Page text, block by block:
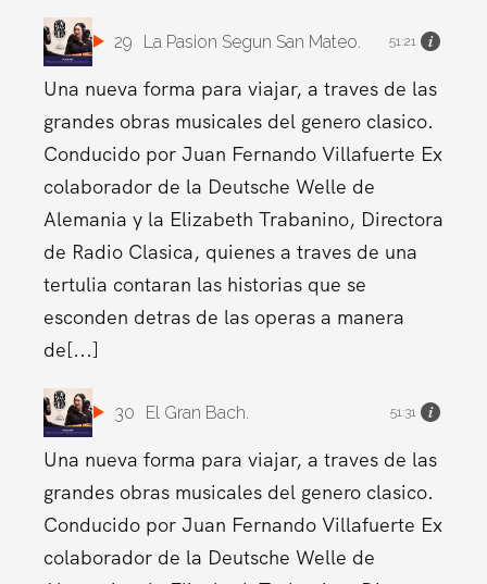
29 La Pasion Segun San Mateo. 51:21
Una nueva forma para viajar, a traves de las
grandes obras musicales del genero clasico.
Conducido por Juan Fernando Villafuerte Ex
colaborador de la Deutsche Welle de
Alemania y la Elizabeth Trabanino, Directora
de Radio Clasica, quienes a traves de una
tertulia contaran las historias que se
esconden detras de las operas a manera
de[...]
30 El Gran Bach. 51:31
Una nueva forma para viajar, a traves de las
grandes obras musicales del genero clasico.
Conducido por Juan Fernando Villafuerte Ex
colaborador de la Deutsche Welle de